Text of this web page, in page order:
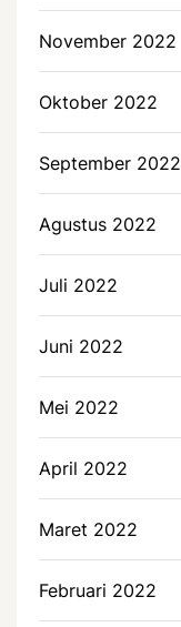
November 2022
Oktober 2022
September 2022
Agustus 2022
Juli 2022
Juni 2022
Mei 2022
April 2022
Maret 2022
Februari 2022